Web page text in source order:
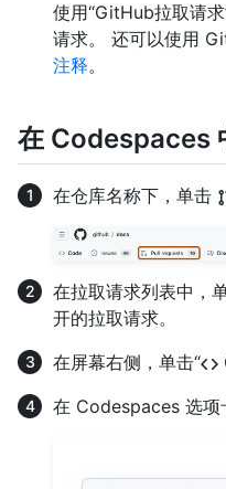
使用“GitHub拉取请
请求。 还可以使用
注释。
在 Codespaces
在仓库名称下，单击
在拉取请求列表中，
开的拉取请求。
在屏幕右侧，单击“
在 Codespaces 选项